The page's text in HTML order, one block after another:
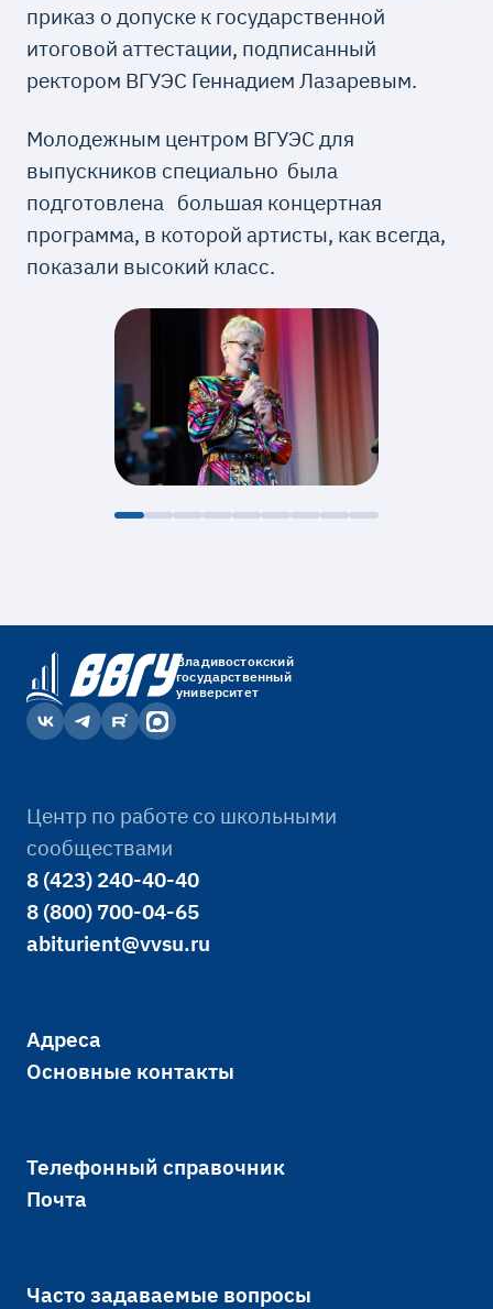
приказ о допуске к государственной
итоговой аттестации, подписанный
ректором ВГУЭС Геннадием Лазаревым.
Молодежным центром ВГУЭС для
выпускников специально была
подготовлена большая концертная
программа, в которой артисты, как всегда,
показали высокий класс.
Владивостокский
государственный
университет
Центр по работе со школьными
сообществами
8 (423) 240-40-40
8 (800) 700-04-65
abiturient@vvsu.ru
Адреса
Основные контакты
Телефонный справочник
Почта
Часто задаваемые вопросы